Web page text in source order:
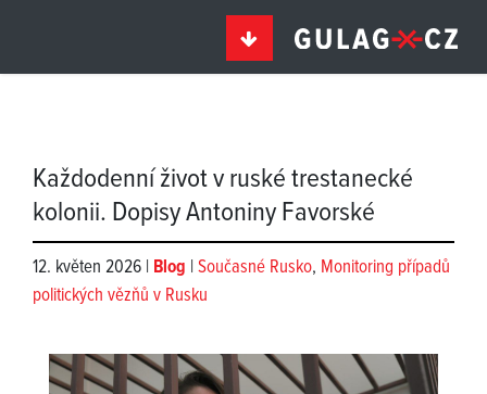
Každodenní život v ruské trestanecké
kolonii. Dopisy Antoniny Favorské
12. květen 2026 | Blog | Současné Rusko, Monitoring případů
politických vězňů v Rusku